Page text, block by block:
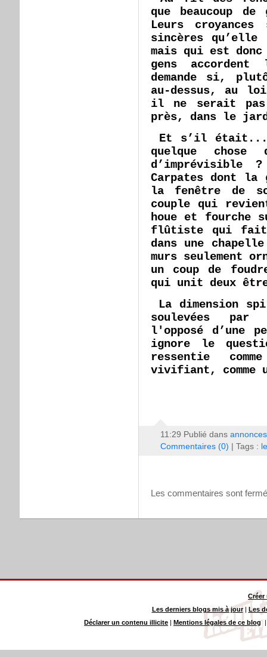
que beaucoup
Leurs
sincères
mais qui est
gens
demande si,
au-dessus, au
il ne serait
près, dans le
Et s’il
quelque chose
d’imprévisible
Carpates dont la
la fenêtre de
couple qui
houe et fourche
flûtiste qui fait
dans une
murs seulement
un coup de
qui unit deux
La dimension
soulevées par
l'opposé d’une
ignore le
ressentie
vivifiant, comme
11:29 Publié dans annonces
Commentaires (0) | Tags :
Les commentaires sont
Créer
Les derniers blogs mis à jour| Les
Déclarer un contenu illicite | Mentions légales de ce blog